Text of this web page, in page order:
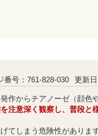
番号：761-828-030 更新
作からチアノーゼ（顔色
注意深く観察し、普段と
てしまう危険性があります